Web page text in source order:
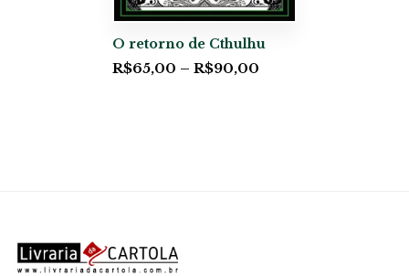
O retorno de Cthulhu
R$65,00 – R$90,00